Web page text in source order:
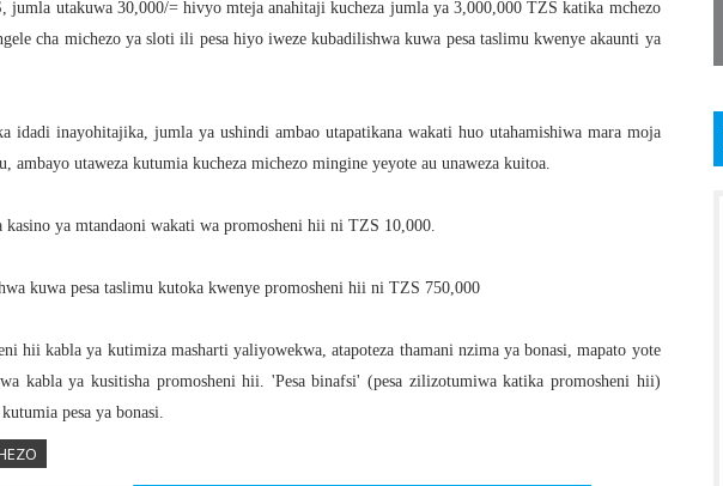
jumla utakuwa 30,000/= hivyo mteja anahitaji kucheza jumla ya 3,000,000 TZS katika mchezo
cha michezo ya sloti ili pesa hiyo iweze kubadilishwa kuwa pesa taslimu kwenye akaunti ya
idadi inayohitajika, jumla ya ushindi ambao utapatikana wakati huo utahamishiwa mara moja
ambayo utaweza kutumia kucheza michezo mingine yeyote au unaweza kuitoa.
kasino ya mtandaoni wakati wa promosheni hii ni TZS 10,000.
kuwa pesa taslimu kutoka kwenye promosheni hii ni TZS 750,000
hii kabla ya kutimiza masharti yaliyowekwa, atapoteza thamani nzima ya bonasi, mapato yote
kabla ya kusitisha promosheni hii. 'Pesa binafsi' (pesa zilizotumiwa katika promosheni hii)
pesa ya bonasi.